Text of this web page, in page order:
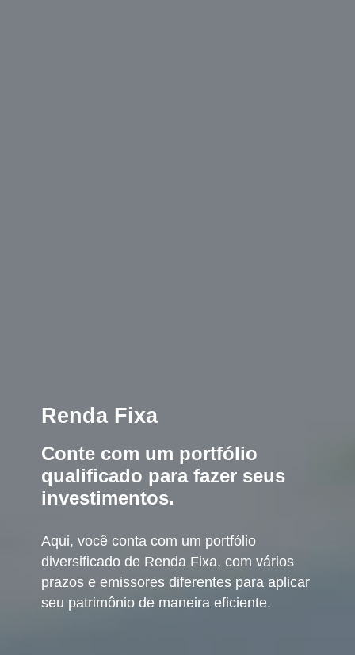
Renda Fixa
Conte com um portfólio
qualificado para fazer seus
investimentos.
Aqui, você conta com um portfólio
diversificado de Renda Fixa, com vários
prazos e emissores diferentes para aplicar
seu patrimônio de maneira eficiente.